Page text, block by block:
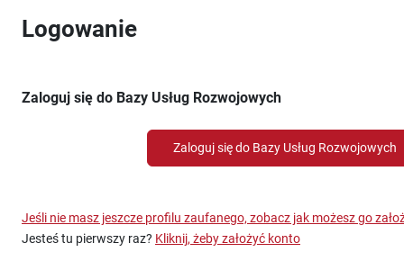
Logowanie
Zaloguj się do Bazy Usług Rozwojowych
Zaloguj się do Bazy Usług Rozwojowych
Jeśli nie masz jeszcze profilu zaufanego, zobacz jak możesz go
Jesteś tu pierwszy raz? Kliknij, żeby założyć konto